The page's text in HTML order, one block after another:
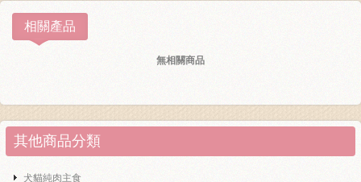
相關產品
無相關商品
其他商品分類
犬貓純肉主食